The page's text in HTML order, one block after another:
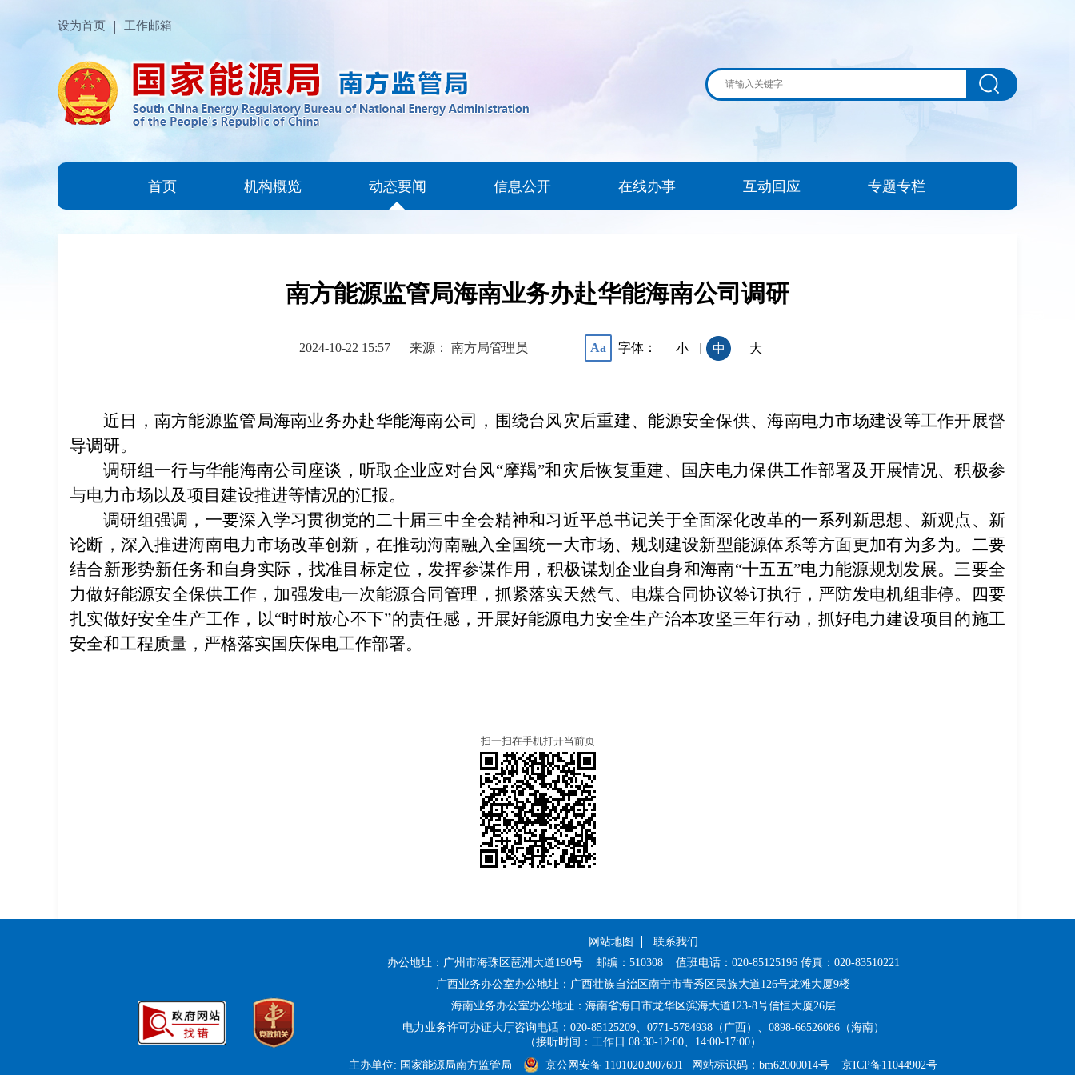
设为首页 工作邮箱
首页 机构概览 动态要闻 信息公开 在线办事 互动回应 专题专栏
南方能源监管局海南业务办赴华能海南公司调研
2024-10-22 15:57 来源： 南方局管理员 Aa 字体： 小 | 中 | 大
近日，南方能源监管局海南业务办赴华能海南公司，围绕台风灾后重建、能源安全保供、海南电力市场建设等工作开展督
导调研。
调研组一行与华能海南公司座谈，听取企业应对台风“摩羯”和灾后恢复重建、国庆电力保供工作部署及开展情况、积极参
与电力市场以及项目建设推进等情况的汇报。
调研组强调，一要深入学习贯彻党的二十届三中全会精神和习近平总书记关于全面深化改革的一系列新思想、新观点、新
论断，深入推进海南电力市场改革创新，在推动海南融入全国统一大市场、规划建设新型能源体系等方面更加有为多为。二要
结合新形势新任务和自身实际，找准目标定位，发挥参谋作用，积极谋划企业自身和海南“十五五”电力能源规划发展。三要全
力做好能源安全保供工作，加强发电一次能源合同管理，抓紧落实天然气、电煤合同协议签订执行，严防发电机组非停。四要
扎实做好安全生产工作，以“时时放心不下”的责任感，开展好能源电力安全生产治本攻坚三年行动，抓好电力建设项目的施工
安全和工程质量，严格落实国庆保电工作部署。
扫一扫在手机打开当前页
网站地图
联系我们
办公地址：广州市海珠区琶洲大道190号
邮编：510308 值班电话：020-85125196 传真：020-83510221
广西业务办公室办公地址：广西壮族自治区南宁市青秀区民族大道126号龙滩大厦9楼
海南业务办公室办公地址：海南省海口市龙华区滨海大道123-8号信恒大厦26层
电力业务许可办证大厅咨询电话：020-85125209、 0771-5784938（广西）、0898-66526086（海南）
（接听时间：工作日 08:30-12:00、14:00-17:00）
主办单位: 国家能源局南方监管局
京公网安备 11010202007691 网站标识码：bm62000014号 京ICP备11044902号